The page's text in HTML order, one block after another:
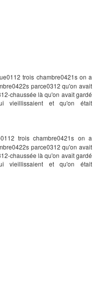
trois chambre0421s on a
parce0312 qu'on avait
chaussée là qu'on avait gardé
vieillissaient et qu'on était
trois chambre0421s on a
parce0312 qu'on avait
chaussée là qu'on avait gardé
vieillissaient et qu'on était